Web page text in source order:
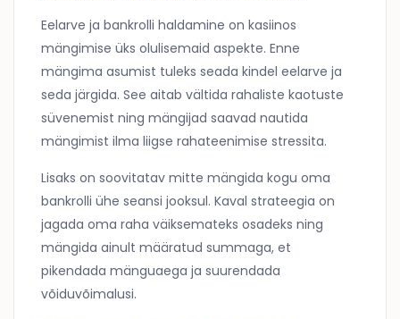
Eelarve ja bankrolli haldamine on kasiinos
mängimise üks olulisemaid aspekte. Enne
mängima asumist tuleks seada kindel eelarve ja
seda järgida. See aitab vältida rahaliste kaotuste
süvenemist ning mängijad saavad nautida
mängimist ilma liigse rahateenimise stressita.
Lisaks on soovitatav mitte mängida kogu oma
bankrolli ühe seansi jooksul. Kaval strateegia on
jagada oma raha väiksemateks osadeks ning
mängida ainult määratud summaga, et
pikendada mänguaega ja suurendada
võiduvõimalusi.